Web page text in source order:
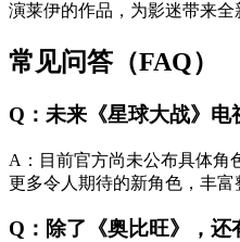
演莱伊的作品，为影迷带来全
常见问答（FAQ）
Q：未来《星球大战》电
A：目前官方尚未公布具体角
更多令人期待的新角色，丰富
Q：除了《奥比旺》，